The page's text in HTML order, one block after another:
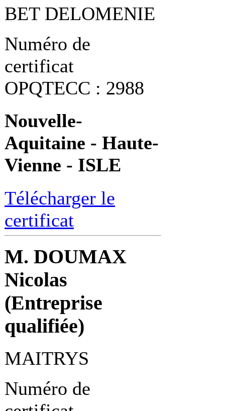
BET DELOMENIE
Numéro de
certificat
OPQTECC : 2988
Nouvelle-
Aquitaine - Haute-
Vienne - ISLE
Télécharger le
certificat
M. DOUMAX
Nicolas
(Entreprise
qualifiée)
MAITRYS
Numéro de